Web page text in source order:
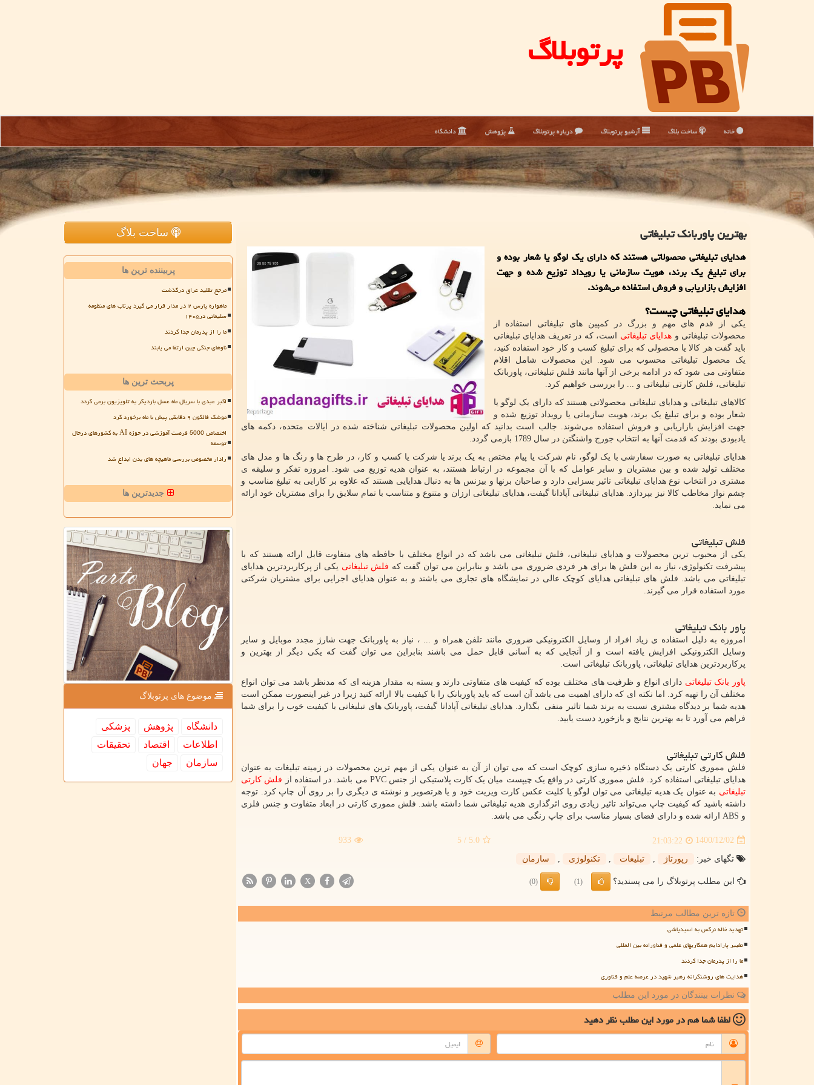
پرتوبلاگ
خانه ساخت بلاگ آرشیو پرتوبلاگ درباره پرتوبلاگ پژوهش دانشگاه
بهترین پاوربانک تبلیغاتی
هدایای تبلیغاتی محصولاتی هستند که دارای یک لوگو یا شعار بوده و
برای تبلیغ یک برند، هویت سازمانی یا رویداد توزیع شده و جهت
افزایش بازاریابی و فروش استفاده می‌شوند.
هدایای تبلیغاتی چیست؟
یکی از قدم های مهم و بزرگ در کمپین های تبلیغاتی استفاده از
محصولات تبلیغاتی و هدایای تبلیغاتی است، که در تعریف هدایای تبلیغاتی
باید گفت هر کالا یا محصولی که برای تبلیغ کسب و کار خود استفاده کنید،
یک محصول تبلیغاتی محسوب می شود. این محصولات شامل اقلام
متفاوتی می شود که در ادامه برخی از آنها مانند فلش تبلیغاتی، پاوربانک
تبلیغاتی، فلش کارتی تبلیغاتی و ... را بررسی خواهیم کرد.
کالاهای تبلیغاتی و هدایای تبلیغاتی محصولاتی هستند که دارای یک لوگو یا
شعار بوده و برای تبلیغ یک برند، هویت سازمانی یا رویداد توزیع شده و
جهت افزایش بازاریابی و فروش استفاده می‌شوند. جالب است بدانید که اولین محصولات تبلیغاتی شناخته شده در ایالات متحده، دکمه های
یادبودی بودند که قدمت آنها به انتخاب جورج واشنگتن در سال 1789 بازمی گردد.
هدایای تبلیغاتی به صورت سفارشی با یک لوگو، نام شرکت یا پیام مختص به یک برند یا شرکت یا کسب و کار، در طرح ها و رنگ ها و مدل های
مختلف تولید شده و بین مشتریان و سایر عوامل که با آن مجموعه در ارتباط هستند، به عنوان هدیه توزیع می شود. امروزه تفکر و سلیقه ی
مشتری در انتخاب نوع هدایای تبلیغاتی تاثیر بسزایی دارد و صاحبان برنها و بیزنس ها به دنبال هدایایی هستند که علاوه بر کارایی به تبلیغ مناسب و
چشم نواز مخاطب کالا نیز بپردازد. هدایای تبلیغاتی آپادانا گیفت، هدایای تبلیغاتی ارزان و متنوع و متناسب با تمام سلایق را برای مشتریان خود ارائه
می نماید.
فلش تبلیغاتی
یکی از محبوب ترین محصولات و هدایای تبلیغاتی، فلش تبلیغاتی می باشد که در انواع مختلف با حافظه های متفاوت قابل ارائه هستند که با
پیشرفت تکنولوژی، نیاز به این فلش ها برای هر فردی ضروری می باشد و بنابراین می توان گفت که فلش تبلیغاتی یکی از پرکاربردترین هدایای
تبلیغاتی می باشد. فلش های تبلیغاتی هدایای کوچک عالی در نمایشگاه های تجاری می باشند و به عنوان هدایای اجرایی برای مشتریان شرکتی
مورد استفاده قرار می گیرند.
پاور بانک تبليغاتی
امروزه به دلیل استفاده ی زیاد افراد از وسایل الکترونیکی ضروری مانند تلفن همراه و ... ، نیاز به پاوربانک جهت شارژ مجدد موبایل و سایر
وسایل الکترونیکی افزایش یافته است و از آنجایی که به آسانی قابل حمل می باشند بنابراین می توان گفت که یکی دیگر از بهترین و
پرکاربردترین هدایای تبلیغاتی، پاوربانک تبلیغاتی است.
پاور بانک‌ تبلیغاتی دارای انواع و ظرفیت ‌های مختلف بوده که کیفیت های متفاوتی دارند و بسته به مقدار هزینه ای که مدنظر باشد می توان انواع
مختلف آن را تهیه کرد. اما نکته ای که دارای اهمیت می باشد آن است که باید پاوربانک را با کیفیت بالا ارائه کنید زیرا در غیر اینصورت ممکن است
هدیه شما بر دیدگاه مشتری نسبت به برند شما تاثیر منفی بگذارد. هدایای تبلیغاتی آپادانا گیفت، پاوربانک های تبلیغاتی با کیفیت خوب را برای شما
فراهم می آورد تا به بهترین نتایج و بازخورد دست یابید.
فلش كارتی تبليغاتی
فلش مموری کارتی یک دستگاه ذخیره سازی کوچک است که می توان از آن به عنوان یکی از مهم ترین محصولات در زمینه تبلیغات به عنوان
هدایای تبلیغاتی استفاده کرد. فلش مموری کارتی در واقع یک چیپست میان یک کارت پلاستیکی از جنسPVC می باشد. در استفاده از فلش کارتی
تبلیغاتی به عنوان یک هدیه تبلیغاتی می توان لوگو یا کلیت عکس کارت ویزیت خود و یا هرتصویر و نوشته ی دیگری را بر روی آن چاپ کرد. توجه
داشته باشید که کیفیت چاپ می‌تواند تاثیر زیادی روی اثرگذاری هدیه تبلیغاتی شما داشته باشد. فلش مموری کارتی در ابعاد متفاوت و جنس فلزی
و ABS ارائه شده و دارای فضای بسیار مناسب برای چاپ رنگی می باشد.
1400/12/02
21:03:22
5.0
/ 5
933
تگهای خبر: رپورتاژ , تبلیغات , تكنولوژی , سازمان
این مطلب پرتوبلاگ را می پسندید؟ (1)
(0)
X
تازه ترین مطالب مرتبط
تهدید خاله نرگس به اسیدپاشی
تغییر پارادایم همکاریهای علمی و فناورانه بین المللی
ما را از پدرمان جدا کردند
هدایت های روشنگرانه رهبر شهید در عرصه علم و فناوری
نظرات بینندگان در مورد این مطلب
لطفا شما همدر مورد این مطلبنظر دهید
ساخت بلاگ
پربیننده ترین ها
مرجع تقلید عراق درگذشت
ماهواره پارس ۲ در مدار قرار می گیرد پرتاب های منظومه
سلیمانی در۱۴۰۵
ما را از پدرمان جدا کردند
ناوهای جنگی چین ارتقا می یابند
پربحث ترین ها
اکبر عبدی با سریال ماه عسل باردیگر به تلویزیون برمی گردد
موشک فالکون ۹ دقایقی پیش با ماه برخورد کرد
اختصاص 5000 فرصت آموزشی در حوزه AI به کشورهای درحال
توسعه
رادار مخصوص بررسی ماهیچه های بدن ابداع شد
جدیدترین ها
موضوع های پرتوبلاگ
دانشگاه پژوهش
پزشكی
اطلاعات
اقتصاد
تحقیقات
سازمان
جهان